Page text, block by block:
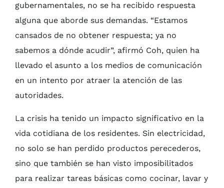
gubernamentales, no se ha recibido respuesta
alguna que aborde sus demandas. “Estamos
cansados de no obtener respuesta; ya no
sabemos a dónde acudir”, afirmó Coh, quien ha
llevado el asunto a los medios de comunicación
en un intento por atraer la atención de las
autoridades.
La crisis ha tenido un impacto significativo en la
vida cotidiana de los residentes. Sin electricidad,
no solo se han perdido productos perecederos,
sino que también se han visto imposibilitados
para realizar tareas básicas como cocinar, lavar y